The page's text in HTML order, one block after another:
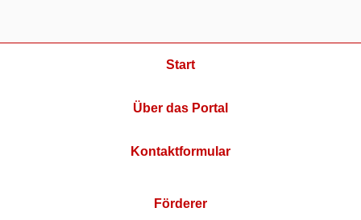
Start
Über das Portal
Kontaktformular
Förderer